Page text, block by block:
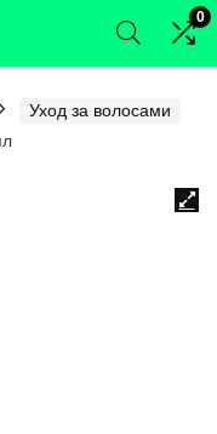
0
Уход за волосами